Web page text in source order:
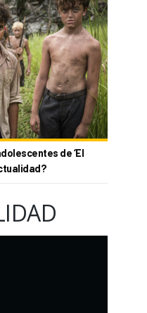
de ‘El